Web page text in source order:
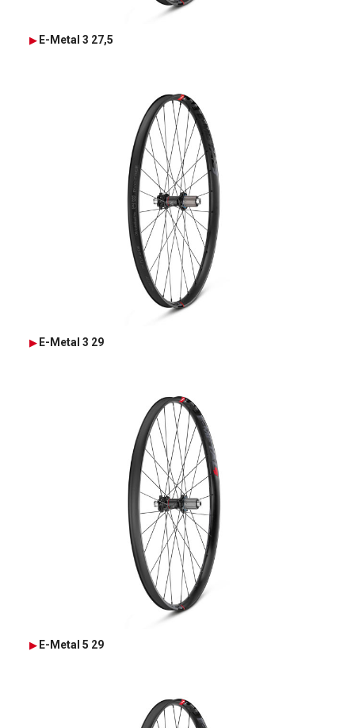
E-Metal 3 27,5
E-Metal 3 29
E-Metal 5 29